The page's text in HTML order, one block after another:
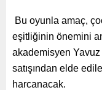
Bu oyunla amaç,
eşitliğinin önemini
akademisyen
satışından elde
harcanacak.